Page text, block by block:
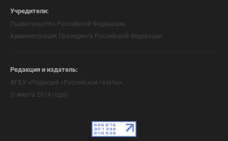
Учредители:
Правительство Российской Федерации,
Администрация Президента Российской Федерации
Редакция и издатель:
ФГБУ «Редакция «Российской газеты»
(с марта 2014 года)